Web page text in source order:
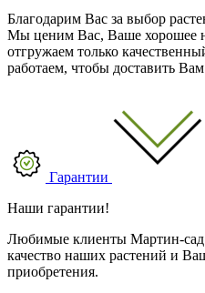
Благодарим Вас за выбор
Мы ценим Вас, Ваше хорошее
отгружаем только
работаем, чтобы доставить
Гарантии
Наши гарантии!
Любимые клиенты Мартин-
качество наших растений и
приобретения.